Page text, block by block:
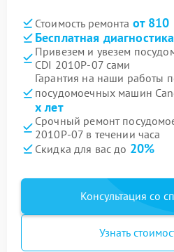
Стоимость ремонта от 810
Бесплатная диагностика
Привезем и увезем
CDI 2010P-07 сами
Гарантия на наши работы
посудомоечных машин
х лет
Срочный ремонт
2010P-07 в течении часа
Скидка для вас до 20%
Консультация со
Узнать